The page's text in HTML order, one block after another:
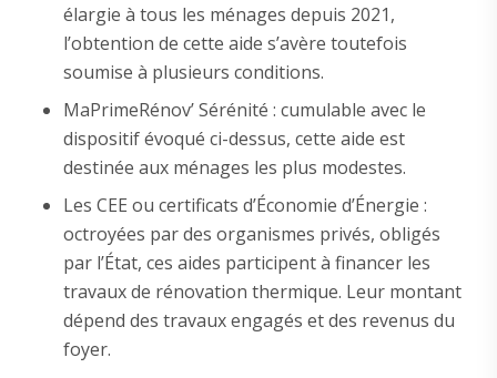
élargie à tous les ménages depuis 2021,
l’obtention de cette aide s’avère toutefois
soumise à plusieurs conditions.
MaPrimeRénov’ Sérénité : cumulable avec le
dispositif évoqué ci-dessus, cette aide est
destinée aux ménages les plus modestes.
Les CEE ou certificats d’Économie d’Énergie :
octroyées par des organismes privés, obligés
par l’État, ces aides participent à financer les
travaux de rénovation thermique. Leur montant
dépend des travaux engagés et des revenus du
foyer.